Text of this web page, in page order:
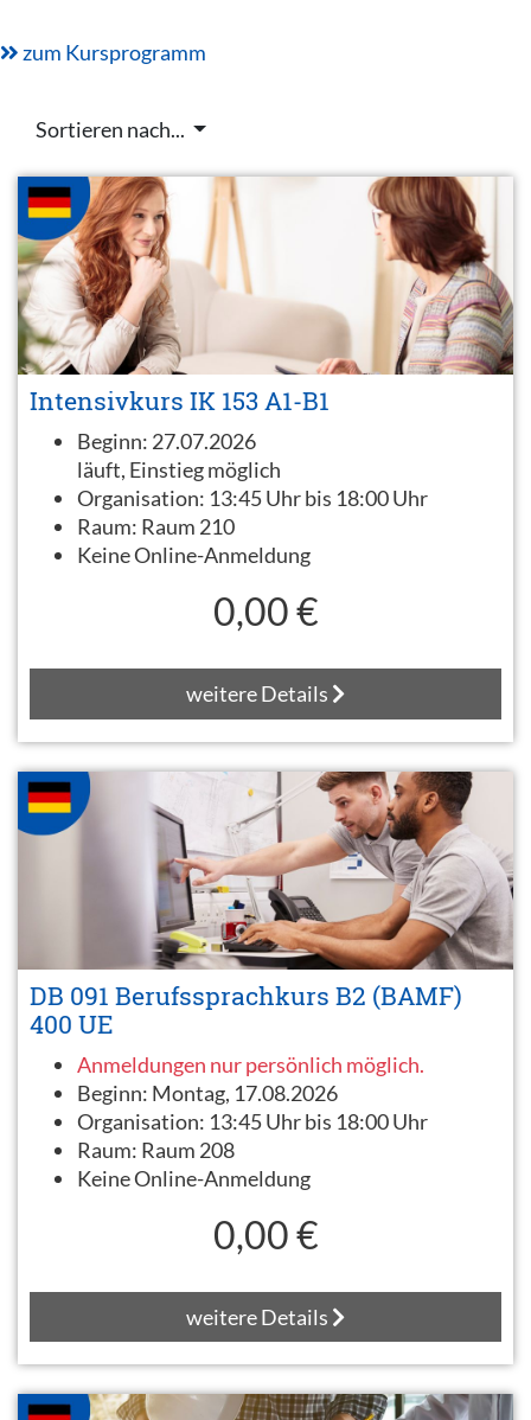
zum Kursprogramm
Sortieren nach...
Intensivkurs IK 153 A1-B1
Beginn: 27.07.2026
läuft, Einstieg möglich
Organisation: 13:45 Uhr bis 18:00 Uhr
Raum: Raum 210
Keine Online-Anmeldung
0,00 €
weitere Details
DB 091 Berufssprachkurs B2 (BAMF)
400 UE
Anmeldungen nur persönlich möglich.
Beginn: Montag, 17.08.2026
Organisation: 13:45 Uhr bis 18:00 Uhr
Raum: Raum 208
Keine Online-Anmeldung
0,00 €
weitere Details